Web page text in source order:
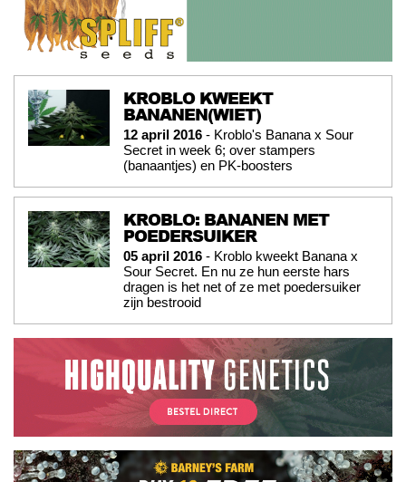
KROBLO KWEEKT
BANANEN(WIET)
12 april 2016 - Kroblo's Banana x Sour
Secret in week 6; over stampers
(banaantjes) en PK-boosters
KROBLO: BANANEN MET
POEDERSUIKER
05 april 2016 - Kroblo kweekt Banana x
Sour Secret. En nu ze hun eerste hars
dragen is het net of ze met poedersuiker
zijn bestrooid